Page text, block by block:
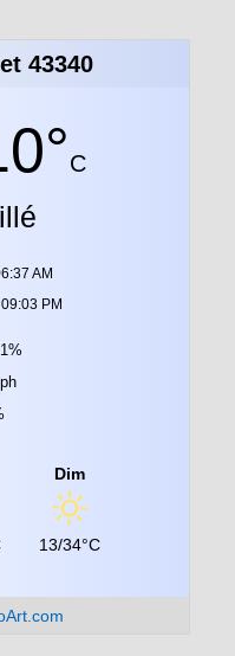
43340
C
AM
PM
Dim
13/34°C